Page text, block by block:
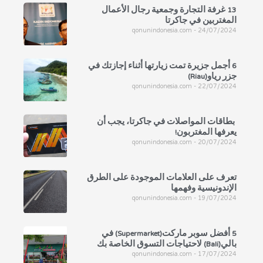
13 غرفة التجارة وجمعية رجال الأعمال
المغتربين في جاكرتا
qonunindonesia.com 24/07/2024
6 أجمل جزيرة تمت زيارتها أثناء إجازتك في
جزر رياو(Riau)
qonunindonesia.com 22/07/2024
بطاقات المواصلات في جاكرتا، يجب أن
يعرفها المغتربون!
qonunindonesia.com 20/07/2024
تعرف على العلامات الموجودة على الطرق
الإندونيسية وفهمها
qonunindonesia.com 19/07/2024
5 أفضل سوبر ماركت(Supermarket) في
بالي(Bali) لاحتياجات التسوق الخاصة بك
qonunindonesia.com 17/07/2024